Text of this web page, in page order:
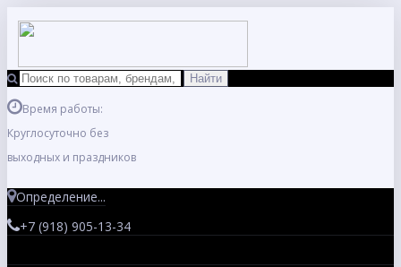
Время работы:
Круглосуточно без
выходных и праздников
Определение...
+7 (918) 905-13-34